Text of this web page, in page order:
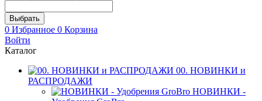
0 Избранное 0 Корзина
Войти
Каталог
00. НОВИНКИ и
РАСПРОДАЖИ
НОВИНКИ -